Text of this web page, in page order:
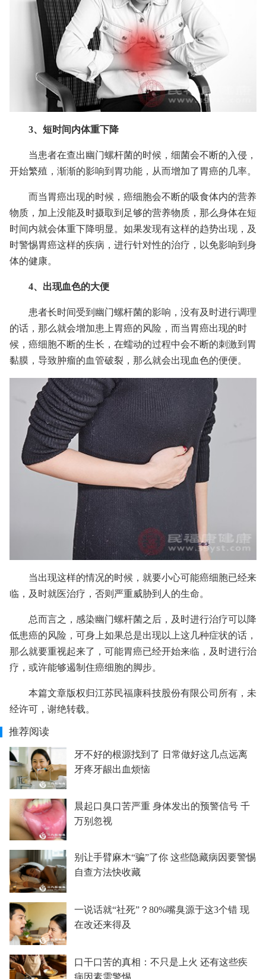
3、短时间内体重下降
当患者在查出幽门螺杆菌的时候，细菌会不断的入侵，
开始繁殖，渐渐的影响到胃功能，从而增加了胃癌的几率。
而当胃癌出现的时候，癌细胞会不断的吸食体内的营养
物质，加上没能及时摄取到足够的营养物质，那么身体在短
时间内就会体重下降明显。如果发现有这样的趋势出现，及
时警惕胃癌这样的疾病，进行针对性的治疗，以免影响到身
体的健康。
4、出现血色的大便
患者长时间受到幽门螺杆菌的影响，没有及时进行调理
的话，那么就会增加患上胃癌的风险，而当胃癌出现的时
候，癌细胞不断的生长，在蠕动的过程中会不断的刺激到胃
黏膜，导致肿瘤的血管破裂，那么就会出现血色的便便。
当出现这样的情况的时候，就要小心可能癌细胞已经来
临，及时就医治疗，否则严重威胁到人的生命。
总而言之，感染幽门螺杆菌之后，及时进行治疗可以降
低患癌的风险，可身上如果总是出现以上这几种症状的话，
那么就要重视起来了，可能胃癌已经开始来临，及时进行治
疗，或许能够遏制住癌细胞的脚步。
本篇文章版权归江苏民福康科技股份有限公司所有，未
经许可，谢绝转载。
推荐阅读
牙不好的根源找到了 日常做好这几点远离
牙疼牙龈出血烦恼
晨起口臭口苦严重 身体发出的预警信号 千
万别忽视
别让手臂麻木“骗”了你 这些隐藏病因要警惕
自查方法快收藏
一说话就“社死”？80%嘴臭源于这3个错 现
在改还来得及
口干口苦的真相：不只是上火 还有这些疾
病因素需警惕